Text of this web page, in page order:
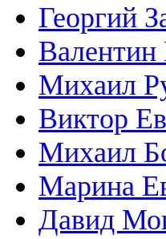
Георгий
Михаил
Виктор
Михаил
Марина
Давид